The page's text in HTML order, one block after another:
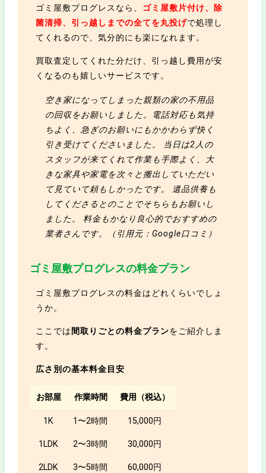
ゴミ屋敷プログレスなら、
ゴミ屋敷片付け、除
菌清掃、引っ越しまでの全てを丸投げで処理し
てくれるので、気分的にも楽になれます。
買取査定してくれた分だけ、引っ越し費用が安
くなるのも嬉しいサービスです。
空き家になってしまった親類の家の不用品
の回収をお願いしました。電話対応も気持
ちよく、急ぎのお願いにもかかわらず快く
引き受けてくださいました。 当日は2人の
スタッフが来てくれて作業も手際よく、大
きな家具や家電を次々と搬出していただい
て見ていて頼もしかったです。 遺品供養も
してくださるとのことでそちらもお願いし
ました。 料金もかなり良心的でおすすめの
業者さんです。（引用元：Google口コミ）
ゴミ屋敷プログレスの料金プラン
ゴミ屋敷プログレスの料金はどれくらいでしょ
うか。
ここでは間取りごとの料金プランをご紹介しま
す。
広さ別の基本料金目安
お部屋 作業時間 費用（税込）
1K 1〜2時間 15,000円
1LDK 2〜3時間 30,000円
2LDK 3〜5時間 60,000円